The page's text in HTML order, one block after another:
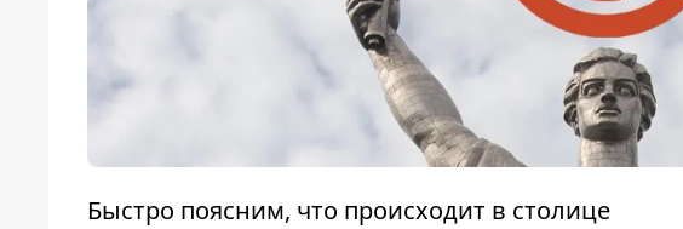
Быстро поясним, что происходит в столице